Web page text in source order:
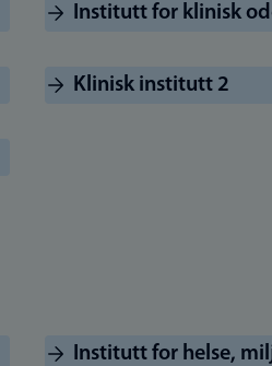
Institutt for klinisk
Klinisk institutt 2
Institutt for helse,